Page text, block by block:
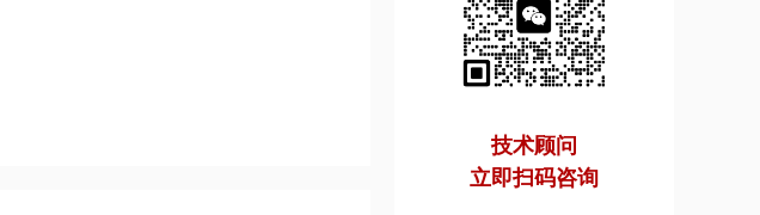
技术顾问
立即扫码咨询